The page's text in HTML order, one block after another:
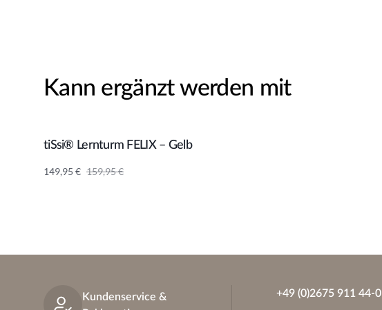
Kann ergänzt werden mit
Angebot!
In den Warenkorb
tiSsi® Lernturm FELIX – Gelb
159,95€
149,95 €
Kundenservice &
+49 (0)2675 911 44-0